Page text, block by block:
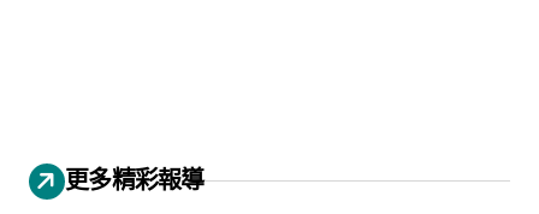
更多精彩報導